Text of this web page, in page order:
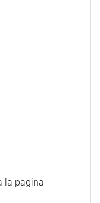
la pagina